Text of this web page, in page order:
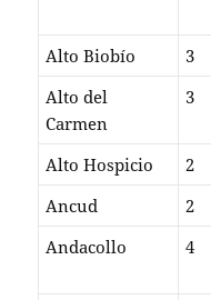
Alto Biobío
3
Alto del
Carmen
3
Alto Hospicio 2
Ancud
2
Andacollo
4